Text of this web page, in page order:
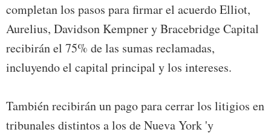
completan los pasos para firmar el acuerdo Elliot,
Aurelius, Davidson Kempner y Bracebridge Capital
recibirán el 75% de las sumas reclamadas,
incluyendo el capital principal y los intereses.
También recibirán un pago para cerrar los litigios en
tribunales distintos a los de Nueva York 'y